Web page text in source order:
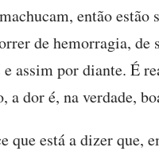
então estão
de hemorragia, de
assim por diante. É
a dor é, na verdade,
que está a dizer que,